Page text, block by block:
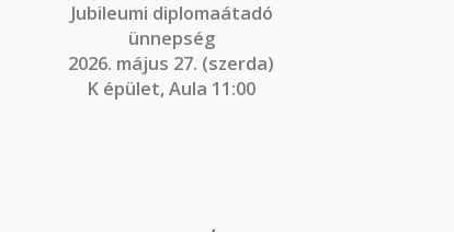
Jubileumi diplomaátadó
ünnepség
2026. május 27. (szerda)
K épület, Aula 11:00